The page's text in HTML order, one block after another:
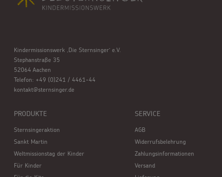
Kindermissionswerk ,Die Sternsinger’ e.V.
Stephanstraße 35
52064 Aachen
Telefon: +49 (0)241 / 4461-44
kontakt@sternsinger.de
PRODUKTE
Sternsingeraktion
Sankt Martin
Weltmissionstag der Kinder
Für Kinder
SERVICE
AGB
Widerrufsbelehrung
Zahlungsinformationen
Versand